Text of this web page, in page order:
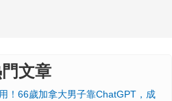
文章
！66歲加拿大男子靠ChatGPT，成